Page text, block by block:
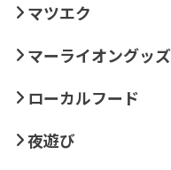
マツエク
マーライオングッズ
ローカルフード
夜遊び